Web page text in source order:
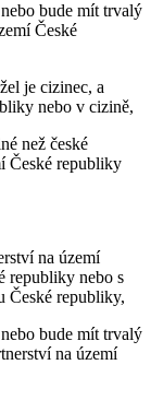
bude mít trvalý
České
je cizinec, a
nebo v cizině,
než české
České republiky
na území
republiky nebo s
České republiky,
bude mít trvalý
na území